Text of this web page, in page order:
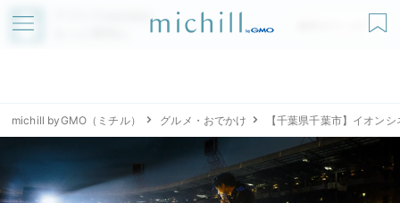
アプリでmichillが
無料ダウンロード
michill byGMO（ミチル） グルメ・おでかけ 【千葉県千葉市】イオン